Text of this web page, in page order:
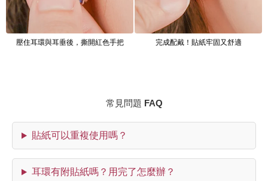
壓住耳環與耳垂後，撕開紅色手把 完成配戴！貼紙牢固又舒適
常見問題 FAQ
貼紙可以重複使用嗎？
耳環有附貼紙嗎？用完了怎麼辦？